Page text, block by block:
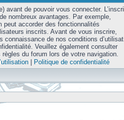
avant de pouvoir vous connecter.
nombreux avantages. Par exemple,
peut accorder des fonctionnalités
inscrits. Avant de vous inscrire,
connaissance de nos conditions
Veuillez également consulter
du forum lors de votre navigation.
| Politique de confidentialité